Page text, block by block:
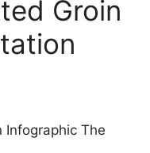
Groin
Infographic The